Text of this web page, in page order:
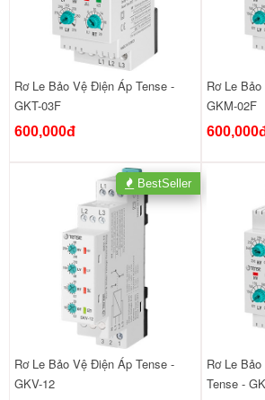
Rơ Le Bảo Vệ Điện Áp Tense -
GKT-03F
600,000đ
Rơ Le
GKM-02F
Rơ Le Bảo Vệ Điện Áp Tense -
GKV-12
BestSeller
Rơ Le
Tense -